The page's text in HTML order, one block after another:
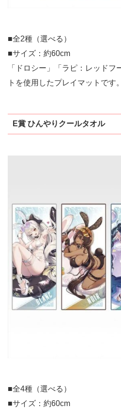
■全2種（選べる）
■サイズ：約60cm
「ドロシー」「ラピ：レッドフ
トを使用したプレイマットです。
E賞 ひんやりクールタオル
■全4種（選べる）
■サイズ：約60cm